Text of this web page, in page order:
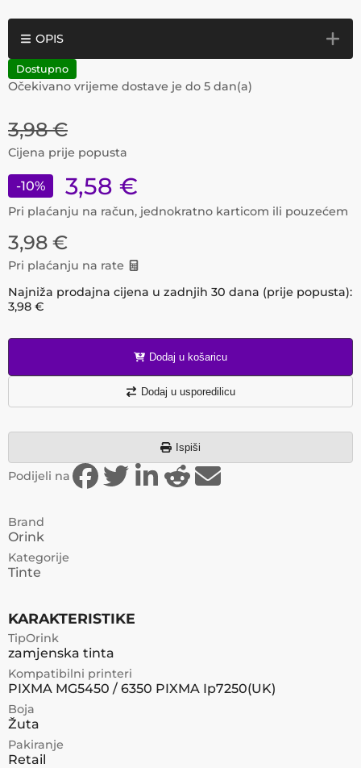
OPIS
Dostupno
Očekivano vrijeme dostave je do 5 dan(a)
3,98 €
Cijena prije popusta
-10% 3,58 €
Pri plaćanju na račun, jednokratno karticom ili pouzećem
3,98 €
Pri plaćanju na rate
Najniža prodajna cijena u zadnjih 30 dana (prije popusta):
3,98 €
Dodaj u košaricu
Dodaj u usporedilicu
Ispiši
Podijeli na
Brand
Orink
Kategorije
Tinte
KARAKTERISTIKE
TipOrink
zamjenska tinta
Kompatibilni printeri
PIXMA MG5450 / 6350 PIXMA Ip7250(UK)
Boja
Žuta
Pakiranje
Retail